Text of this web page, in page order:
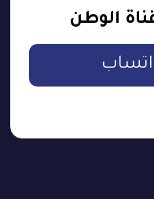
الوطن